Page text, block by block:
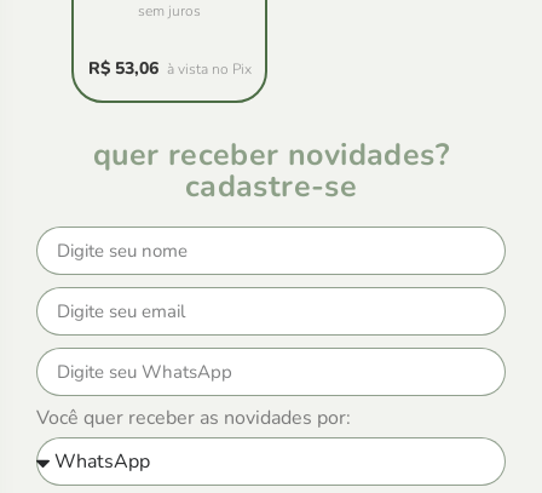
sem juros
R$53,06 à vista no Pix
quer receber novidades?
cadastre-se
Você quer receber as novidades por: